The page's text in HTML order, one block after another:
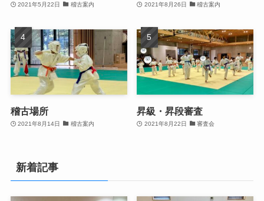
2021年5月22日 稽古案内 2021年8月26日 稽古案内
稽古場所
2021年8月14日 稽古案内
昇級・昇段審査
2021年8月22日 審査会
新着記事